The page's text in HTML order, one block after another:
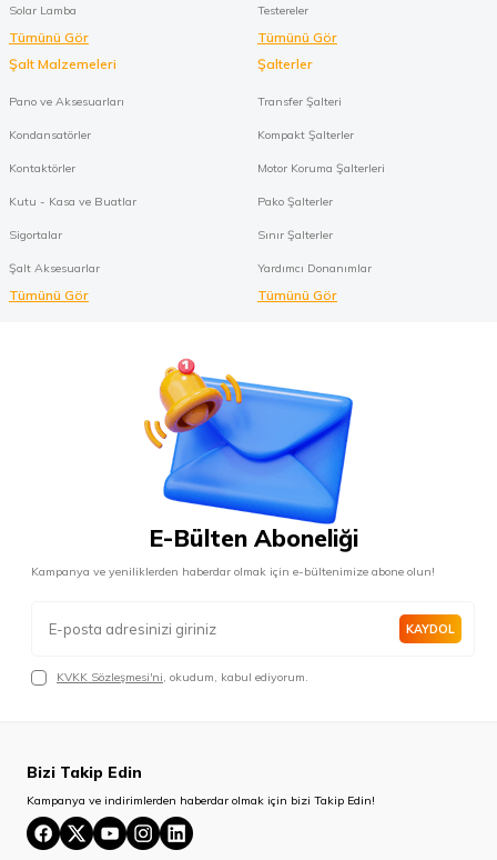
Solar Lamba
Tümünü Gör
Testereler
Tümünü Gör
Şalt Malzemeleri
Pano ve Aksesuarları
Kondansatörler
Kontaktörler
Kutu - Kasa ve Buatlar
Sigortalar
Şalt Aksesuarlar
Tümünü Gör
Şalterler
Transfer Şalteri
Kompakt Şalterler
Motor Koruma Şalterleri
Pako Şalterler
Sınır Şalterler
Yardımcı Donanımlar
Tümünü Gör
E-Bülten Aboneliği
Kampanya ve yeniliklerden haberdar olmak için e-bültenimize abone olun!
KAYDOL
KVKK Sözleşmesi'ni , okudum, kabul ediyorum.
Bizi Takip Edin
Kampanya ve indirimlerden haberdar olmak için bizi Takip Edin!